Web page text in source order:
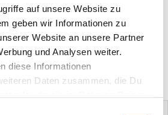
auf unsere Website zu
geben wir Informationen zu
Website an unsere Partner
und Analysen weiter.
diese Informationen
Daten zusammen, die Du
disponible